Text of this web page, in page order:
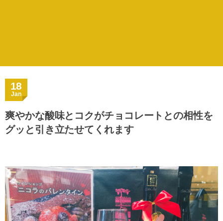
18
Jan
爽やかな酸味とコクがチョコレートとの相性を
グッと引き立たせてくれます